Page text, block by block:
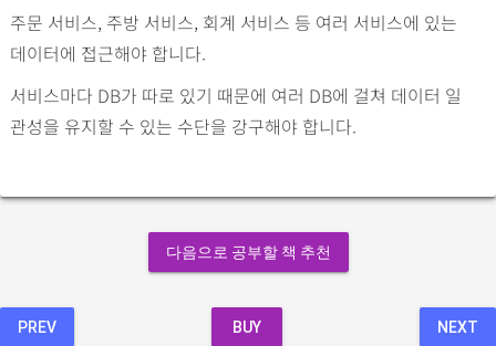
주문 서비스, 주방 서비스, 회계 서비스 등 여러 서비스에 있는
데이터에 접근해야 합니다.
서비스마다 DB가 따로 있기 때문에 여러 DB에 걸쳐 데이터 일
관성을 유지할 수 있는 수단을 강구해야 합니다.
다음으로 공부할 책 추천
PREV BUY NEXT